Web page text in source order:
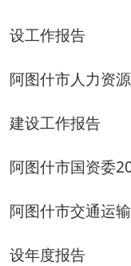
阿图什市水利局2025
作报告
阿图什市教育系统关
的工作报告